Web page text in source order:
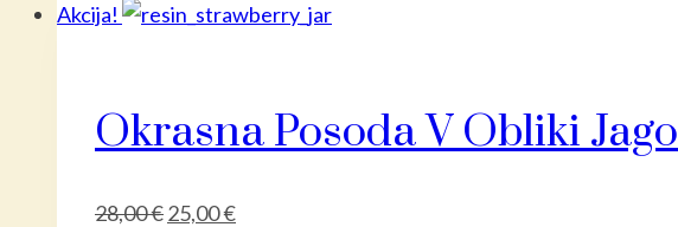
Akcija!
Okrasna Posoda V Obliki
28,00€Izvirna
25,00€Trenutna